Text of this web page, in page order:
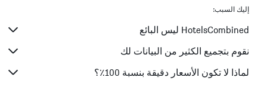
إليك السبب:
HotelsCombined ليس البائع
نقوم بتجميع الكثير من البيانات لك
لماذا لا تكون الأسعار دقيقة بنسبة 100٪؟